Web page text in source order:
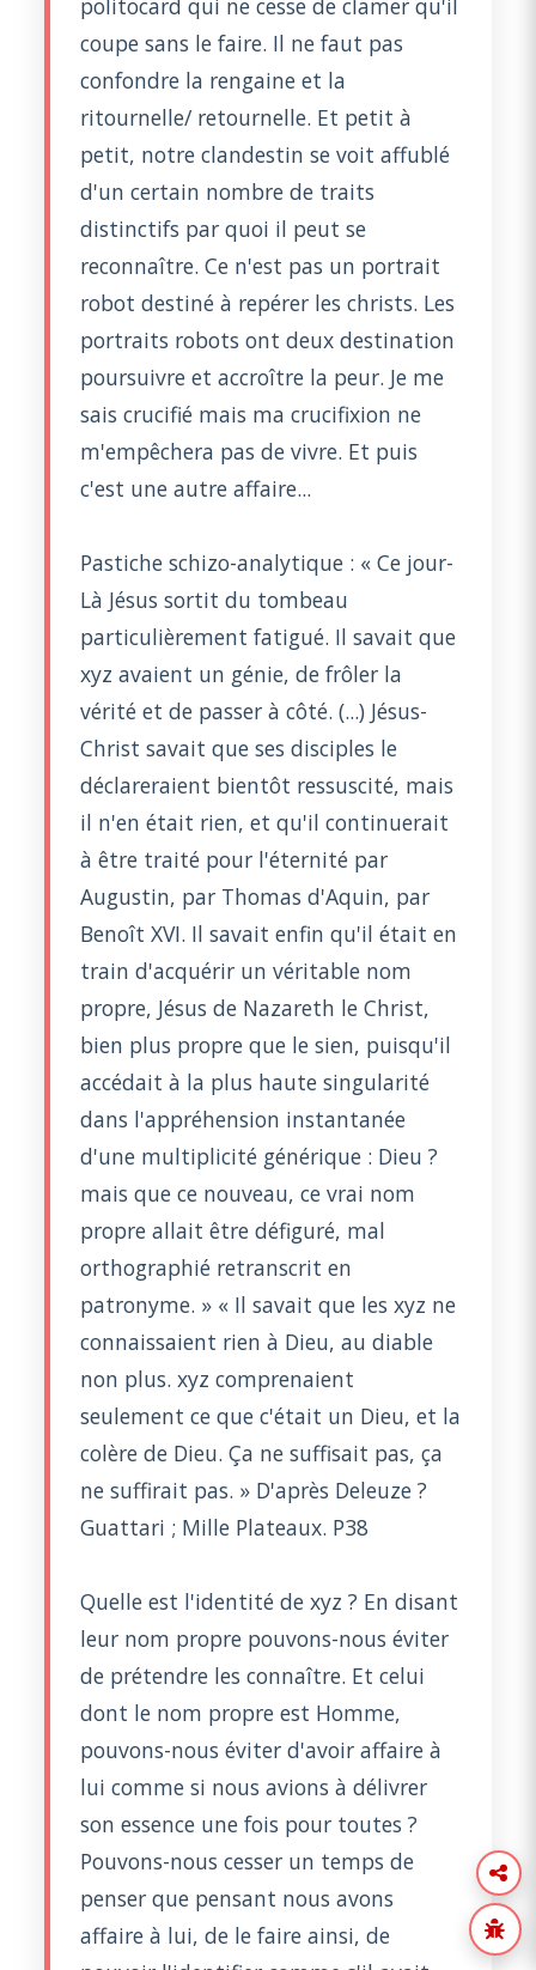
politocard qui ne cesse de clamer qu'il
coupe sans le faire. Il ne faut pas
confondre la rengaine et la
ritournelle/ retournelle. Et petit à
petit, notre clandestin se voit affublé
d'un certain nombre de traits
distinctifs par quoi il peut se
reconnaître. Ce n'est pas un portrait
robot destiné à repérer les christs. Les
portraits robots ont deux destination
poursuivre et accroître la peur. Je me
sais crucifié mais ma crucifixion ne
m'empêchera pas de vivre. Et puis
c'est une autre affaire...
Pastiche schizo-analytique : « Ce jour-
Là Jésus sortit du tombeau
particulièrement fatigué. Il savait que
xyz avaient un génie, de frôler la
vérité et de passer à côté. (...) Jésus-
Christ savait que ses disciples le
déclareraient bientôt ressuscité, mais
il n'en était rien, et qu'il continuerait
à être traité pour l'éternité par
Augustin, par Thomas d'Aquin, par
Benoît XVI. Il savait enfin qu'il était en
train d'acquérir un véritable nom
propre, Jésus de Nazareth le Christ,
bien plus propre que le sien, puisqu'il
accédait à la plus haute singularité
dans l'appréhension instantanée
d'une multiplicité générique : Dieu ?
mais que ce nouveau, ce vrai nom
propre allait être défiguré, mal
orthographié retranscrit en
patronyme. » « Il savait que les xyz ne
connaissaient rien à Dieu, au diable
non plus. xyz comprenaient
seulement ce que c'était un Dieu, et la
colère de Dieu. Ça ne suffisait pas, ça
ne suffirait pas. » D'après Deleuze ?
Guattari ; Mille Plateaux. P38
Quelle est l'identité de xyz ? En disant
leur nom propre pouvons-nous éviter
de prétendre les connaître. Et celui
dont le nom propre est Homme,
pouvons-nous éviter d'avoir affaire à
lui comme si nous avions à délivrer
son essence une fois pour toutes ?
Pouvons-nous cesser un temps de
penser que pensant nous avons
affaire à lui, de le faire ainsi, de